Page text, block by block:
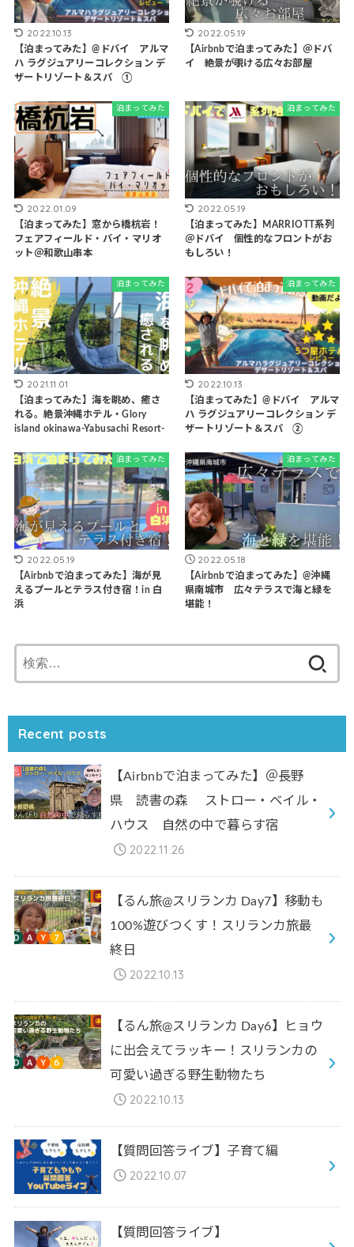
2022.10.13
【泊まってみた】@ドバイ アルマ
ハ ラグジュアリーコレクション デ
ザートリゾート＆スパ ①
2022.05.19
【Airbnbで泊まってみた】＠ドバ
イ 絶景が覗ける広々お部屋
泊まってみた
2022.01.09
【泊まってみた】窓から橋杭岩！
フェアフィールド・バイ・マリオ
ット＠和歌山串本
泊まってみた
2022.05.19
【泊まってみた】MARRIOTT系列
＠ドバイ 個性的なフロントがお
もしろい！
泊まってみた
2021.11.01
【泊まってみた】海を眺め、癒さ
れる。絶景沖縄ホテル・Glory
island okinawa-Yabusachi Resort-
泊まってみた
2022.10.13
【泊まってみた】@ドバイ アルマ
ハ ラグジュアリーコレクション デ
ザートリゾート＆スパ ②
泊まってみた
2022.05.19
【Airbnbで泊まってみた】海が見
えるプールとテラス付き宿！in 白
浜
泊まってみた
2022.05.18
【Airbnbで泊まってみた】@沖縄
県南城市 広々テラスで海と緑を
堪能！
索:
Recent posts
【Airbnbで泊まってみた】＠長野
県 読書の森 ストロー・ベイル・
ハウス 自然の中で暮らす宿
2022.11.26
【るん旅@スリランカ Day7】移動も
100%遊びつくす！スリランカ旅最
終日
2022.10.13
【るん旅@スリランカ Day6】ヒョウ
に出会えてラッキー！スリランカの
可愛い過ぎる野生動物たち
2022.10.13
【質問回答ライブ】子育て編
2022.10.07
【質問回答ライブ】